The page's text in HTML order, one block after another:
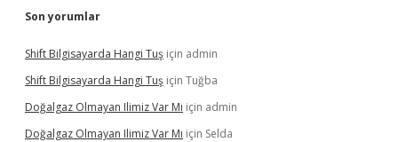
Son yorumlar
Shift Bilgisayarda Hangi Tuş için admin
Shift Bilgisayarda Hangi Tuş için Tuğba
Doğalgaz Olmayan Ilimiz Var Mı için admin
Doğalgaz Olmayan Ilimiz Var Mı için Selda